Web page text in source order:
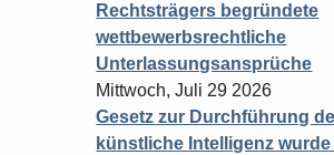
Rechtsträgers begründete
wettbewerbsrechtliche
Unterlassungsansprüche
Mittwoch, Juli 29 2026
Gesetz zur Durchführung
künstliche Intelligenz wurde